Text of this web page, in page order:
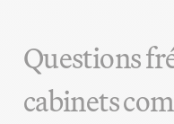
Questions
cabinets